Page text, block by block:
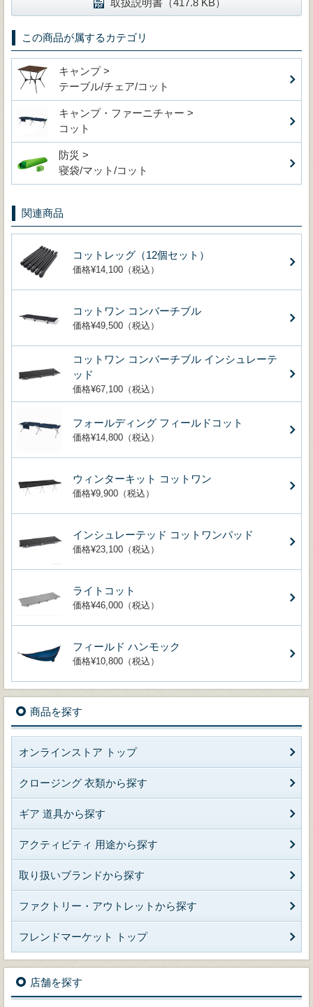
この商品が属するカテゴリ
キャンプ >
テーブル/チェア/コット
キャンプ・ファーニチャー >
コット
防災 >
寝袋/マット/コット
関連商品
コットレッグ（12個セット）
価格¥14,100（税込）
コットワン コンバーチブル
価格¥49,500（税込）
コットワン コンバーチブル インシュレーテ
ッド
価格¥67,100（税込）
フォールディング フィールドコット
価格¥14,800（税込）
ウィンターキット コットワン
価格¥9,900（税込）
インシュレーテッド コットワンパッド
価格¥23,100（税込）
ライトコット
価格¥46,000（税込）
フィールド ハンモック
価格¥10,800（税込）
商品を探す
オンラインストア トップ
クロージング 衣類から探す
ギア 道具から探す
アクティビティ 用途から探す
取り扱いブランドから探す
ファクトリー・アウトレットから探す
フレンドマーケット トップ
店舗を探す